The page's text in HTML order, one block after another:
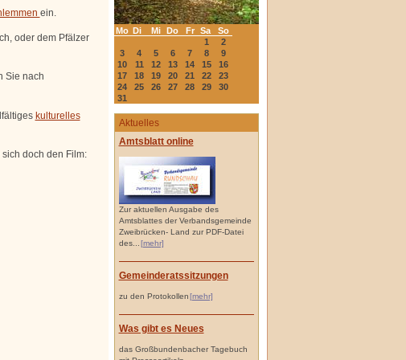
Mo Di Mi Do Fr Sa
So
1
2
3
4 5 6 7 8
9
10
11 12 13 14 15
16
17
18 19 20 21 22
23
24
25 26 27 28 29
30
31
Aktuelles
Amtsblatt online
Zur aktuellen Ausgabe des
Amtsblattes der Verbandsgemeinde
Zweibrücken- Land zur PDF-Datei
des...
[mehr]
Gemeinderatssitzungen
zu den Protokollen[mehr]
Was gibt es Neues
das Großbundenbacher Tagebuch
ein.
oder dem Pfälzer
Sie nach
kulturelles
doch den Film: